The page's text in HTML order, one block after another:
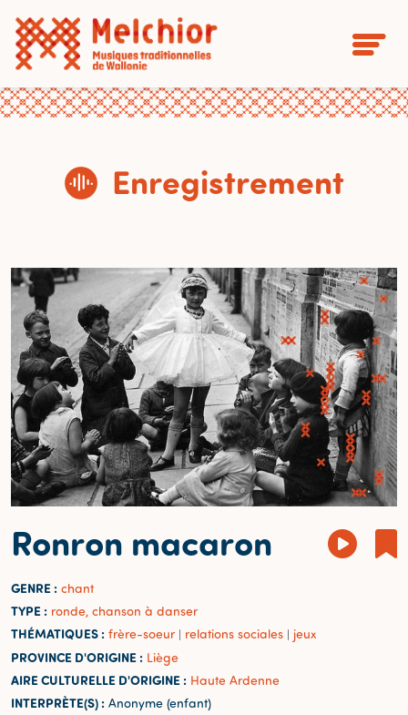
Enregistrement
Ronron macaron
GENRE : chant
TYPE : ronde, chanson à danser
THÉMATIQUES : frère-soeur | relations sociales | jeux
PROVINCE D'ORIGINE : Liège
AIRE CULTURELLE D'ORIGINE : Haute Ardenne
INTERPRÈTE(S) : Anonyme (enfant)